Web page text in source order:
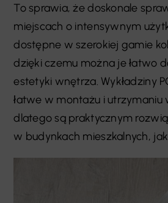
To sprawia, że doskonale
miejscach o intensywnym
dostępne w szerokiej gamie
dzięki czemu można je łatwo
estetyki wnętrza. Wykładziny
łatwe w montażu i utrzymaniu
dlatego są praktycznym
w budynkach mieszkalnych,